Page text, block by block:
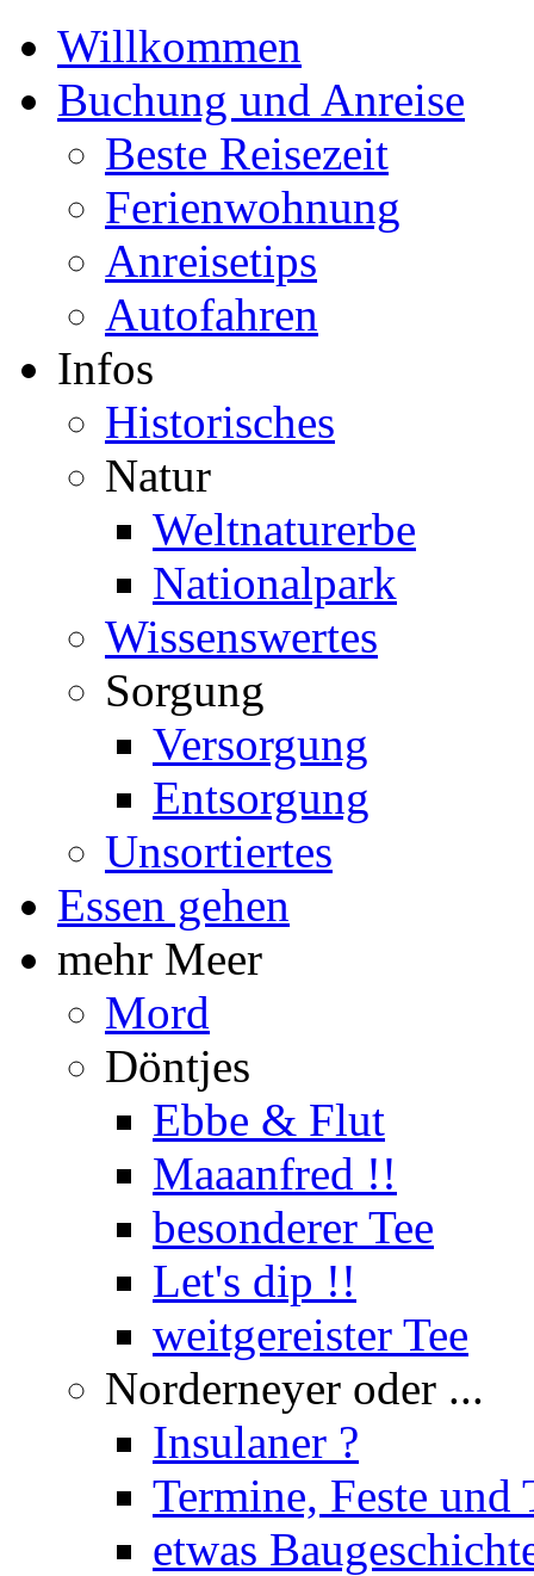
Willkommen
Buchung und Anreise
Beste Reisezeit
Ferienwohnung
Anreisetips
Autofahren
Infos
Historisches
Natur
Weltnaturerbe
Nationalpark
Wissenswertes
Sorgung
Versorgung
Entsorgung
Unsortiertes
Essen gehen
mehr Meer
Mord
Döntjes
Ebbe & Flut
Maaanfred !!
besonderer Tee
Let's dip !!
weitgereister Tee
Norderneyer oder ...
Insulaner ?
Termine, Feste und
etwas